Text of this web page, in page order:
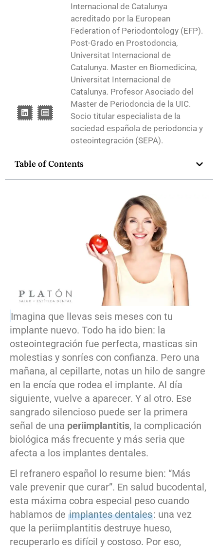
Internacional de Catalunya
acreditado por la European
Federation of Periodontology (EFP).
Post-Grado en Prostodoncia,
Universitat Internacional de
Catalunya. Master en Biomedicina,
Universitat Internacional de
Catalunya. Profesor Asociado del
Master de Periodoncia de la UIC.
Socio titular especialista de la
sociedad española de periodoncia y
osteointegración (SEPA).
Table of Contents
Imagina que llevas seis meses con tu
implante nuevo. Todo ha ido bien: la
osteointegración fue perfecta, masticas sin
molestias y sonríes con confianza. Pero una
mañana, al cepillarte, notas un hilo de sangre
en la encía que rodea el implante. Al día
siguiente, vuelve a aparecer. Y al otro. Ese
sangrado silencioso puede ser la primera
señal de una periimplantitis, la complicación
biológica más frecuente y más seria que
afecta a los implantes dentales.
El refranero español lo resume bien: “Más
vale prevenir que curar”. En salud bucodental,
esta máxima cobra especial peso cuando
hablamos de implantes dentales: una vez
que la periimplantitis destruye hueso,
recuperarlo es difícil y costoso. Por eso,